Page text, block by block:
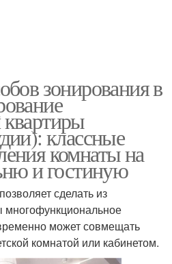
зонирования в
классные
комнаты на
и гостиную
сделать из
многофункциональное
может совмещать
комнатой или кабинетом.